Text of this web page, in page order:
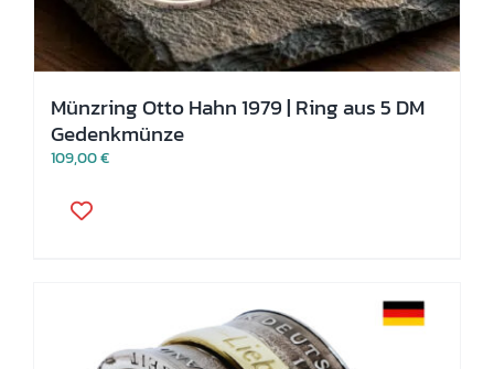
Münzring Otto Hahn 1979 | Ring aus 5 DM
Gedenkmünze
109,00€
Produkt